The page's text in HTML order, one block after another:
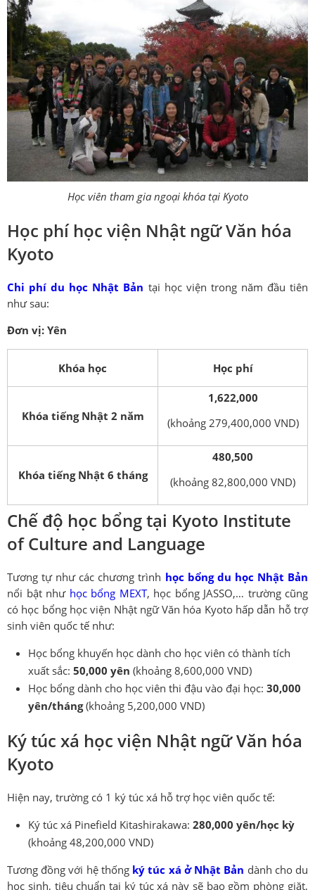
Học viên tham gia ngoại khóa tại Kyoto
Học phí học viện Nhật ngữ Văn hóa
Kyoto
Chi phí du học Nhật Bản tại học viện trong năm đầu tiên
như sau:
Đơn vị: Yên
Khóa học Học phí
Khóa tiếng Nhật 2 năm
1,622,000
(khoảng 279,400,000 VND)
Khóa tiếng Nhật 6 tháng
480,500
(khoảng 82,800,000 VND)
Chế độ học bổng tại Kyoto Institute
of Culture and Language
Tương tự như các chương trình học bổng du học Nhật Bản
nổi bật như học bổng MEXT, học bổng JASSO,… trường cũng
có học bổng học viện Nhật ngữ Văn hóa Kyoto hấp dẫn hỗ trợ
sinh viên quốc tế như:
Học bổng khuyến học dành cho học viên có thành tích
xuất sắc: 50,000 yên (khoảng 8,600,000 VND)
Học bổng dành cho học viên thi đậu vào đại học: 30,000
yên/tháng(khoảng 5,200,000 VND)
Ký túc xá học viện Nhật ngữ Văn hóa
Kyoto
Hiện nay, trường có 1 ký túc xá hỗ trợ học viên quốc tế:
Ký túc xá Pinefield Kitashirakawa: 280,000 yên/học kỳ
(khoảng 48,200,000 VND)
Tương đồng với hệ thống ký túc xá ở Nhật Bản dành cho du
học sinh, tiêu chuẩn tại ký túc xá này sẽ bao gồm phòng giặt,